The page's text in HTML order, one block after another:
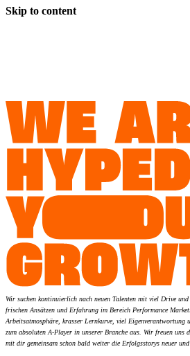
Skip to content
Wir suchen kontinuierlich nach neuen Talenten mit viel Drive
frischen Ansätzen und Erfahrung im Bereich Performance
Arbeitsatmosphäre, krasser Lernkurve, viel
zum absoluten A-Player in unserer Branche aus. Wir freuen uns
mit dir gemeinsam schon bald weiter die Erfolgsstorys neuer und